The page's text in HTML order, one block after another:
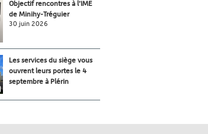
Objectif rencontres à l’IME
de Minihy-Tréguier
30 juin 2026
Les services du siège vous
ouvrent leurs portes le 4
septembre à Plérin